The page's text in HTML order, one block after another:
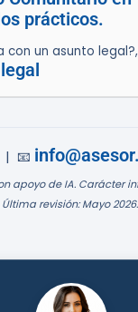
prácticos.
con un asunto
| 📧
apoyo de IA. Carácter
revisión: Mayo 2026.